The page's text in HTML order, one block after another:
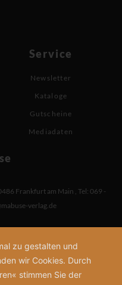
Service
Newsletter
Kataloge
Gutscheine
Mediadaten
Frankfurt am Main , Tel: 069 -
verlag.de
zu gestalten und
wir Cookies. Durch
stimmen Sie der